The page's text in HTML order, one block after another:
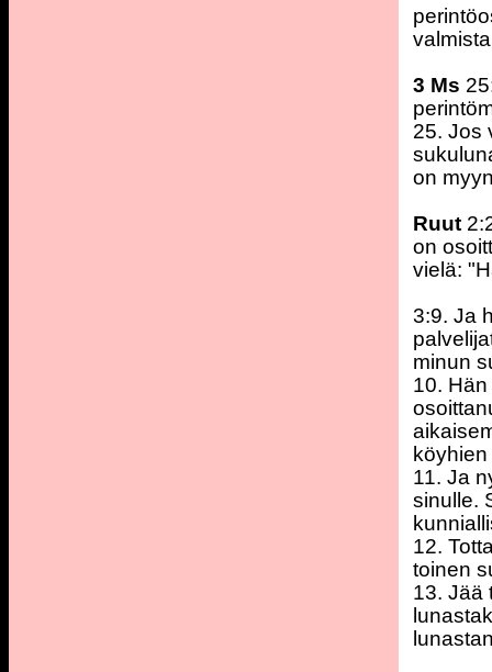
3 Ms
25. Jos
on
Ruut
on
vielä:
3:9. Ja
minun
10.
11. Ja
sinulle.
12.
toinen
13. Jää